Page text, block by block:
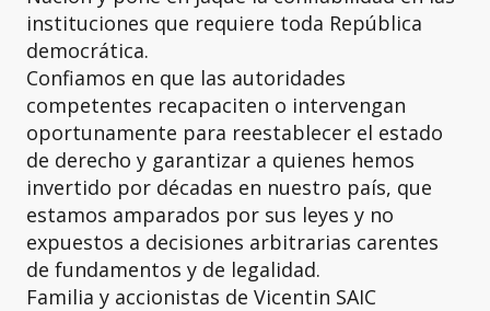
instituciones que requiere toda República
democrática.
Confiamos en que las autoridades
competentes recapaciten o intervengan
oportunamente para reestablecer el estado
de derecho y garantizar a quienes hemos
invertido por décadas en nuestro país, que
estamos amparados por sus leyes y no
expuestos a decisiones arbitrarias carentes
de fundamentos y de legalidad.
Familia y accionistas de Vicentin SAIC